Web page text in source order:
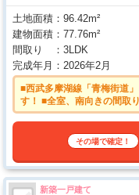
土地面積
96.42m²
建物面積
77.76m²
間取り
3LDK
完成年月
2026年2月
■西武多摩湖線「青梅街道
す！ ■全室、南向きの間取
その場で確定！
新築一戸建て